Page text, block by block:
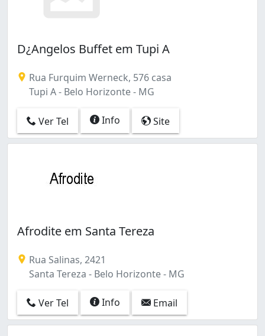
D¿Angelos Buffet em Tupi A
Rua Furquim Werneck, 576 casa
Tupi A - Belo Horizonte - MG
Ver Tel Info Site
Afrodite em Santa Tereza
Rua Salinas, 2421
Santa Tereza - Belo Horizonte - MG
Ver Tel Info Email